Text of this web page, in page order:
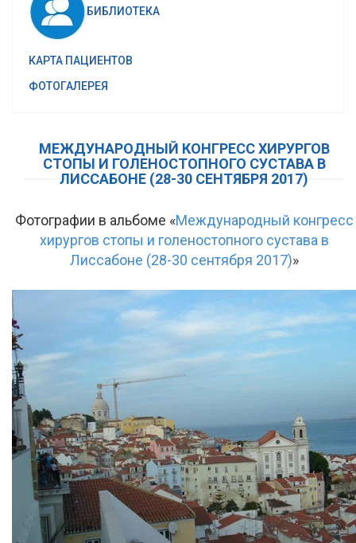
БИБЛИОТЕКА
КАРТА ПАЦИЕНТОВ
ФОТОГАЛЕРЕЯ
МЕЖДУНАРОДНЫЙ КОНГРЕСС ХИРУРГОВ
СТОПЫ И ГОЛЕНОСТОПНОГО СУСТАВА В
ЛИССАБОНЕ (28-30 СЕНТЯБРЯ 2017)
Фотографии в альбоме «Международный конгресс
хирургов стопы и голеностопного сустава в
Лиссабоне (28-30 сентября 2017)»